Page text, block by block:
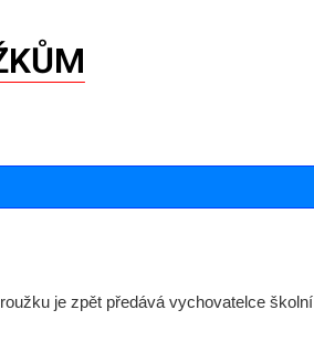
je zpět předává vychovatelce školní